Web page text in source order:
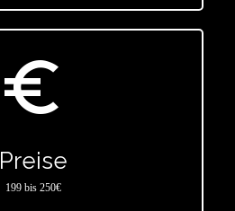
euro_symbol
Preise
199 bis 250€